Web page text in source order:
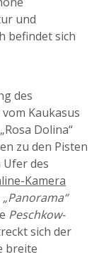
und
befindet sich
des
Kaukasus
Dolina“
zu den Pisten
des
Kamera
„Panorama“
Peschkow-
sich der
breite